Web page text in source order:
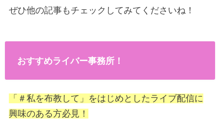
ぜひ他の記事もチェックしてみてくださいね！
おすすめライバー事務所！
「＃私を布教して」をはじめとしたライブ配信に
興味のある方必見！